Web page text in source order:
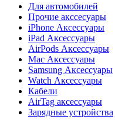
Для автомобилей
Прочие акссесуары
iPhone Аксессуары
iPad Аксессуары
AirPods Аксессуары
Mac Аксессуары
Samsung Аксессуары
Watch Аксессуары
Кабели
AirTag аксессуары
Зарядные устройства